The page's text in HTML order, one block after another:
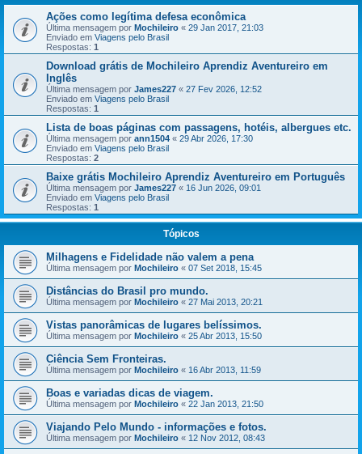
Ações como legítima defesa econômica
Última mensagem por Mochileiro « 29 Jan 2017, 21:03
Enviado em Viagens pelo Brasil
Respostas: 1
Download grátis de Mochileiro Aprendiz Aventureiro em
Inglês
Última mensagem por James227 « 27 Fev 2026, 12:52
Enviado em Viagens pelo Brasil
Respostas: 1
Lista de boas páginas com passagens, hotéis, albergues etc.
Última mensagem por ann1504 « 29 Abr 2026, 17:30
Enviado em Viagens pelo Brasil
Respostas: 2
Baixe grátis Mochileiro Aprendiz Aventureiro em Português
Última mensagem por James227 « 16 Jun 2026, 09:01
Enviado em Viagens pelo Brasil
Respostas: 1
Tópicos
Milhagens e Fidelidade não valem a pena
Última mensagem por Mochileiro « 07 Set 2018, 15:45
Distâncias do Brasil pro mundo.
Última mensagem por Mochileiro « 27 Mai 2013, 20:21
Vistas panorâmicas de lugares belíssimos.
Última mensagem por Mochileiro « 25 Abr 2013, 15:50
Ciência Sem Fronteiras.
Última mensagem por Mochileiro « 16 Abr 2013, 11:59
Boas e variadas dicas de viagem.
Última mensagem por Mochileiro « 22 Jan 2013, 21:50
Viajando Pelo Mundo - informações e fotos.
Última mensagem por Mochileiro « 12 Nov 2012, 08:43